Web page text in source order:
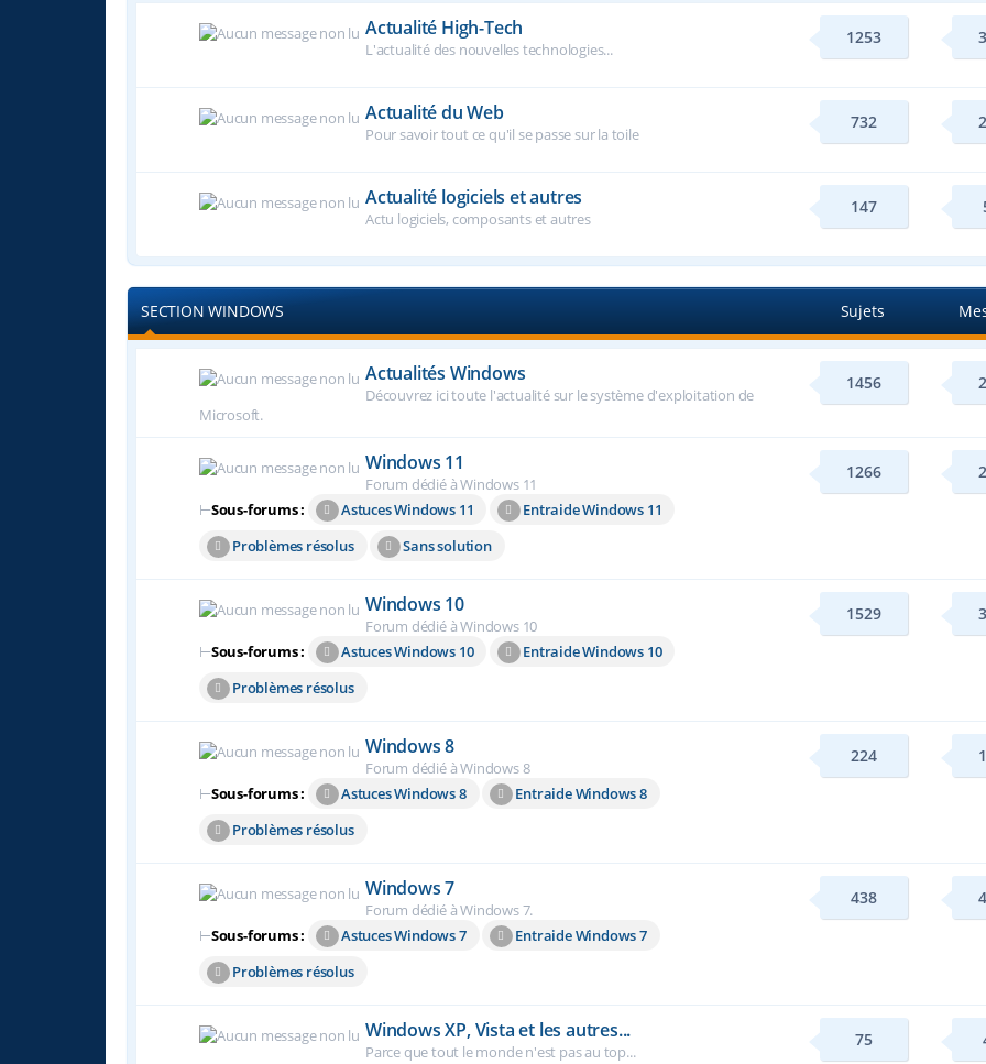
Actualité High-Tech
L'actualité des nouvelles technologies...
1253
Actualité du Web
Pour savoir tout ce qu'il se passe sur la toile
732
Actualité logiciels et autres
Actu logiciels, composants et autres
147
SECTION WINDOWS Sujets
Actualités Windows
Découvrez ici toute l'actualité sur le système d'exploitation de
Microsoft.
1456
Windows 11
Forum dédié à Windows 11
⊢Sous-forums : Astuces Windows 11
Entraide Windows 11
Problèmes résolus
Sans solution
1266
Windows 10
Forum dédié à Windows 10
⊢Sous-forums : Astuces Windows 10
Entraide Windows 10
Problèmes résolus
1529
Windows 8
Forum dédié à Windows 8
⊢Sous-forums : Astuces Windows 8
Entraide Windows 8
Problèmes résolus
224
Windows 7
Forum dédié à Windows 7.
⊢Sous-forums : Astuces Windows 7
Entraide Windows 7
Problèmes résolus
438
Windows XP, Vista et les autres...
Parce que tout le monde n'est pas au top...
75